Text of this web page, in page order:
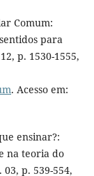
Comum:
para
p. 1530-1555,
. Acesso em:
ensinar?:
na teoria do
p. 539-554,